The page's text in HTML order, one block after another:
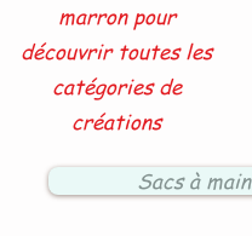
marron pour
découvrir toutes les
catégories de
créations
Sacs à main